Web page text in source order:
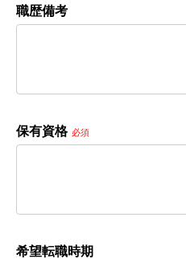
職歴備考
保有資格 必須
希望転職時期